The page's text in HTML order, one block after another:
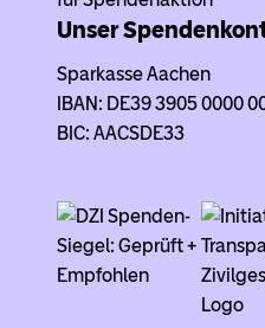
Unser
Sparkasse Aachen
IBAN: DE39 3905 0000
BIC: AACSDE33